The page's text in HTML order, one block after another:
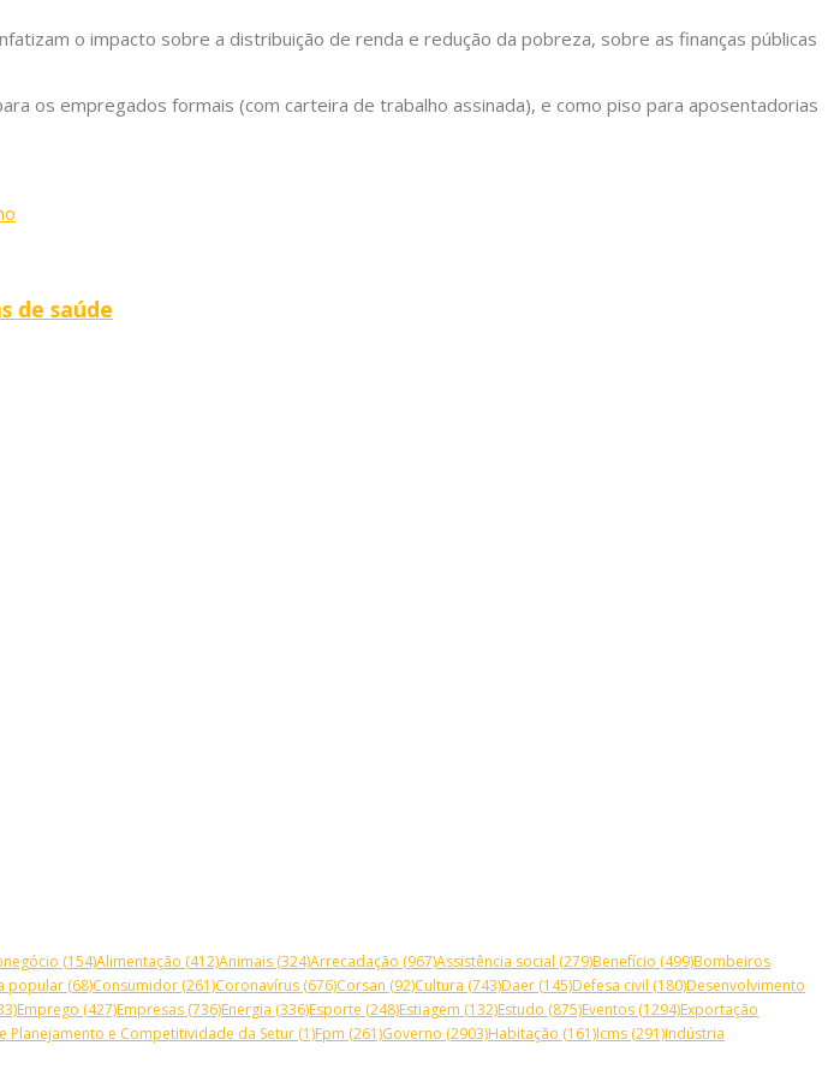
o impacto sobre a distribuição de renda e redução da pobreza, sobre as finanças públicas
os empregados formais (com carteira de trabalho assinada), e como piso para aposentadorias
de saúde
(154)Alimentação (412)Animais (324)Arrecadação (967)Assistência social (279)Benefício (499)Bombeiros
popular (68)Consumidor (261)Coronavírus (676)Corsan (92)Cultura (743)Daer (145)Defesa civil (180)Desenvolvimento
Emprego (427)Empresas (736)Energia (336)Esporte (248)Estiagem (132)Estudo (875)Eventos (1294)Exportação
e Competitividade da Setur (1)Fpm (261)Governo (2903)Habitação (161)Icms (291)Indústria